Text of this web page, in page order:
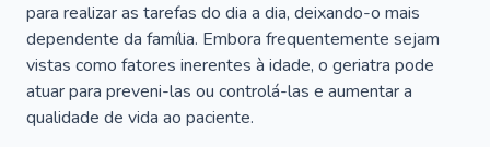
para realizar as tarefas do dia a dia, deixando-o mais
dependente da família. Embora frequentemente sejam
vistas como fatores inerentes à idade, o geriatra pode
atuar para preveni-las ou controlá-las e aumentar a
qualidade de vida ao paciente.